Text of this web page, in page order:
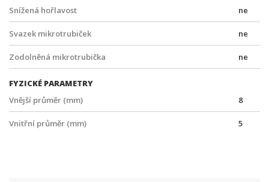
Snížená hořlavost ne
Svazek mikrotrubiček ne
Zodolněná mikrotrubička ne
FYZICKÉ PARAMETRY
Vnější průměr (mm)
8
Vnitřní průměr (mm) 5